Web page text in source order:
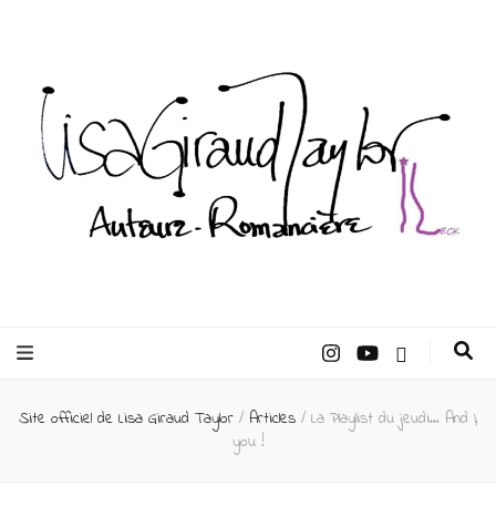
Taylor –
Auteur
Site officiel de Lisa Giraud Taylor / Articles / La Playlist du jeudi… And I,
you !